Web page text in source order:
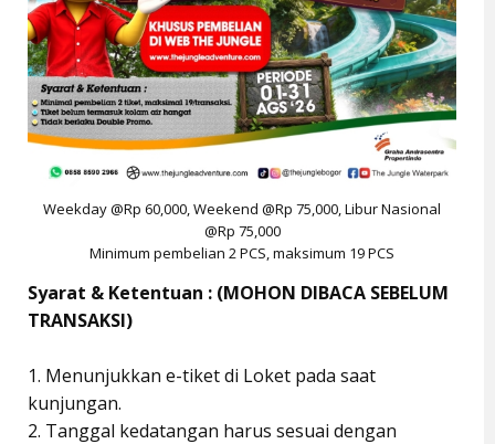
Weekday @Rp 60,000, Weekend @Rp 75,000, Libur Nasional
@Rp 75,000
Minimum pembelian 2 PCS, maksimum 19 PCS
Syarat & Ketentuan : (MOHON DIBACA SEBELUM
TRANSAKSI)
1. Menunjukkan e-tiket di Loket pada saat
kunjungan.
2. Tanggal kedatangan harus sesuai dengan